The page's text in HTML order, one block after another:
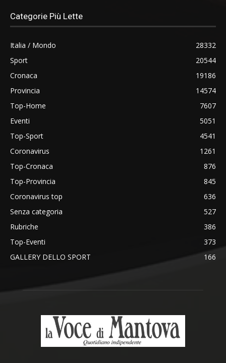
Categorie Più Lette
Italia / Mondo
28332
Sport
20544
Cronaca
19186
Provincia
14574
Top-Home
7607
Eventi
5051
Top-Sport
4541
Coronavirus
1261
Top-Cronaca
876
Top-Provincia
845
Coronavirus top
636
Senza categoria
527
Rubriche
386
Top-Eventi
373
GALLERY DELLO SPORT
166